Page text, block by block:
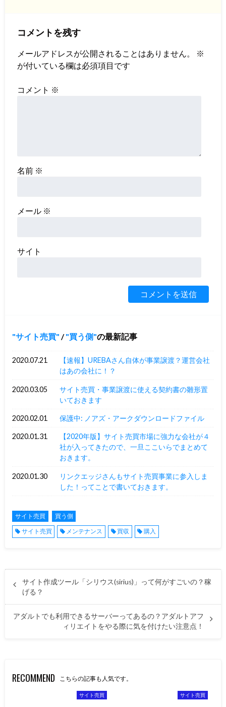
コメントを残す
メールアドレスが公開されることはありません。
※
が付いている欄は必須項目です
コメント ※
名前 ※
メール ※
サイト
サイト売買 / 買う側 の最新記事
2020.07.21
【速報】UREBAさん自体が事業譲渡？運営会社
はあの会社に！？
2020.03.05
サイト売買・事業譲渡に使える契約書の雛形置
いておきます
2020.02.01 保護中: ノアズ・アークダウンロードファイル
2020.01.31
【2020年版】サイト売買市場に強力な会社が４
社が入ってきたので、一旦ここいらでまとめて
おきます。
2020.01.30
リンクエッジさんもサイト売買事業に参入しま
した！ってことで書いておきます。
サイト売買
買う側
サイト売買
メンテナンス 買収 購入
サイト作成ツール「シリウス(sirius)」って何がすごいの？稼
げる？
アダルトでも利用できるサーバーってあるの？アダルトアフ
ィリエイトをやる際に気を付けたい注意点！
RECOMMEND こちらの記事も人気です。
サイト売買 サイト売買